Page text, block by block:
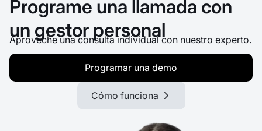
Programe una llamada con
un gestor personal
Aproveche una consulta individual con nuestro experto.
Programar una demo
Cómo funciona